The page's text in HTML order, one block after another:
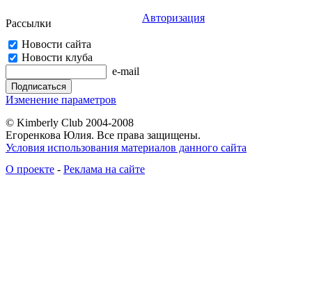
Рассылки
Новости сайта
Новости клуба
e-mail
Изменение параметров
Авторизация
© Kimberly Club 2004-2008
Егоренкова Юлия. Все права защищены.
Условия использования материалов данного сайта
О проекте - Реклама на сайте